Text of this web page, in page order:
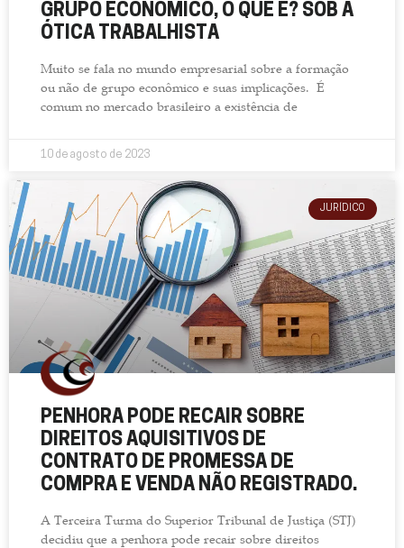
GRUPO ECONÔMICO, O QUE É? SOB A
ÓTICA TRABALHISTA
Muito se fala no mundo empresarial sobre a formação
ou não de grupo econômico e suas implicações. É
comum no mercado brasileiro a existência de
10 de agosto de 2023
JURÍDICO
PENHORA PODE RECAIR SOBRE
DIREITOS AQUISITIVOS DE
CONTRATO DE PROMESSA DE
COMPRA E VENDA NÃO REGISTRADO.
A Terceira Turma do Superior Tribunal de Justiça (STJ)
decidiu que a penhora pode recair sobre direitos